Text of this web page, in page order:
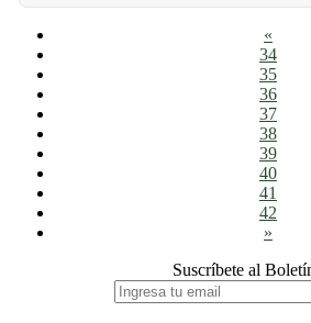
«
34
35
36
37
38
39
40
41
42
»
Suscríbete al